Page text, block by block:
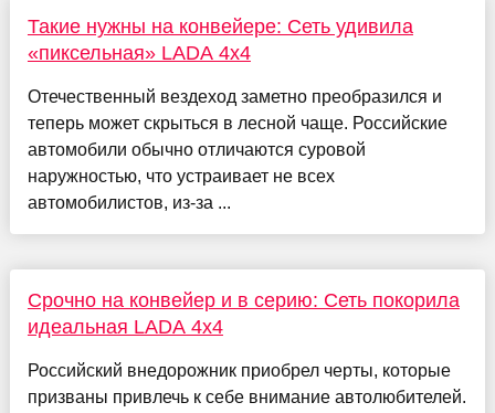
Такие нужны на конвейере: Сеть удивила
«пиксельная» LADA 4x4
Отечественный вездеход заметно преобразился и
теперь может скрыться в лесной чаще. Российские
автомобили обычно отличаются суровой
наружностью, что устраивает не всех
автомобилистов, из-за ...
Срочно на конвейер и в серию: Сеть покорила
идеальная LADA 4x4
Российский внедорожник приобрел черты, которые
призваны привлечь к себе внимание автолюбителей.